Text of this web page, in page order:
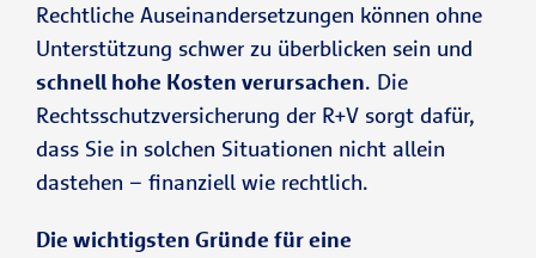
Rechtliche Auseinandersetzungen können ohne
Unterstützung schwer zu überblicken sein und
schnell hohe Kosten verursachen. Die
Rechtsschutzversicherung der R+V sorgt dafür,
dass Sie in solchen Situationen nicht allein
dastehen – finanziell wie rechtlich.
Die wichtigsten Gründe für eine